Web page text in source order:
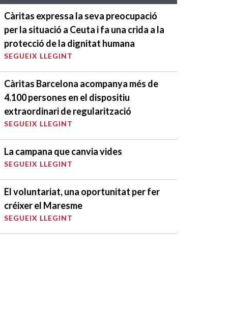
Càritas expressa la seva preocupació
per la situació a Ceuta i fa una crida a la
protecció de la dignitat humana
SEGUEIX LLEGINT
Càritas Barcelona acompanya més de
4.100 persones en el dispositiu
extraordinari de regularització
SEGUEIX LLEGINT
La campana que canvia vides
SEGUEIX LLEGINT
El voluntariat, una oportunitat per fer
créixer el Maresme
SEGUEIX LLEGINT